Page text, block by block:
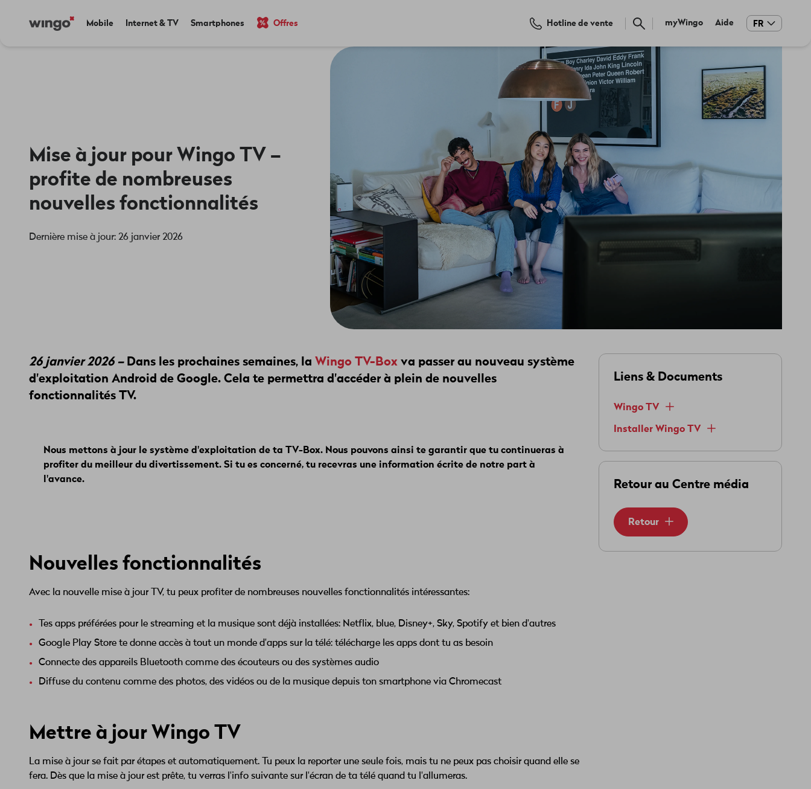
Main
Mobile Internet & TV Smartphones Offres Hotline de vente
Meta
myWingo Aide FR
Mise à jour pour Wingo TV –
profite de nombreuses
nouvelles fonctionnalités
Dernière mise à jour: 26 janvier 2026
26 janvier 2026 – Dans les prochaines semaines, la Wingo TV-Box va passer au nouveau système
d'exploitation Android de Google. Cela te permettra d'accéder à plein de nouvelles
fonctionnalités TV.
Nous mettons à jour le système d'exploitation de ta TV-Box. Nous pouvons ainsi te garantir que tu continueras à
profiter du meilleur du divertissement. Si tu es concerné, tu recevras une information écrite de notre part à
l'avance.
Nouvelles fonctionnalités
Avec la nouvelle mise à jour TV, tu peux profiter de nombreuses nouvelles fonctionnalités intéressantes:
Tes apps préférées pour le streaming et la musique sont déjà installées: Netflix, blue, Disney+, Sky, Spotify et bien d'autres
Google Play Store te donne accès à tout un monde d'apps sur la télé: télécharge les apps dont tu as besoin
Connecte des appareils Bluetooth comme des écouteurs ou des systèmes audio
Diffuse du contenu comme des photos, des vidéos ou de la musique depuis ton smartphone via Chromecast
Mettre à jour Wingo TV
La mise à jour se fait par étapes et automatiquement. Tu peux la reporter une seule fois, mais tu ne peux pas choisir quand elle se
fera. Dès que la mise à jour est prête, tu verras l'info suivante sur l'écran de ta télé quand tu l'allumeras.
Liens & Documents
Wingo TV
Installer Wingo TV
Retour au Centre média
Retour